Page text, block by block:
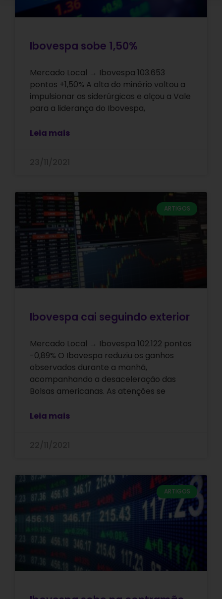
Ibovespa sobe 1,50%
Mercado Local → Ibovespa 103.653
pontos +1,50% A alta do minério voltou a
impulsionar as siderúrgicas e alçou a Vale
para a liderança do Ibovespa,
Leia mais
ARTIGOS
Ibovespa cai seguindo exterior
Mercado Local → Ibovespa 102.122 pontos
-0,89% O Ibovespa reduziu os ganhos
observados durante a manhã,
acompanhando a desaceleração das
Bolsas americanas. As atenções se
Leia mais
ARTIGOS